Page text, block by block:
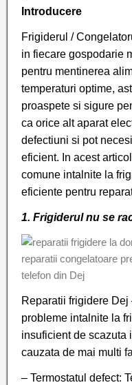
Introducere
Frigiderul /
in fiecare gospodarie
pentru mentinerea
temperaturi optime,
proaspete si sigure
ca orice alt aparat
defectiuni si pot
eficient. In acest
comune intalnite la
eficiente pentru
1. Frigiderul nu se
Reparatii frigidere
probleme intalnite la
insuficient de scazuta
cauzata de mai multi
– Termostatul defect: